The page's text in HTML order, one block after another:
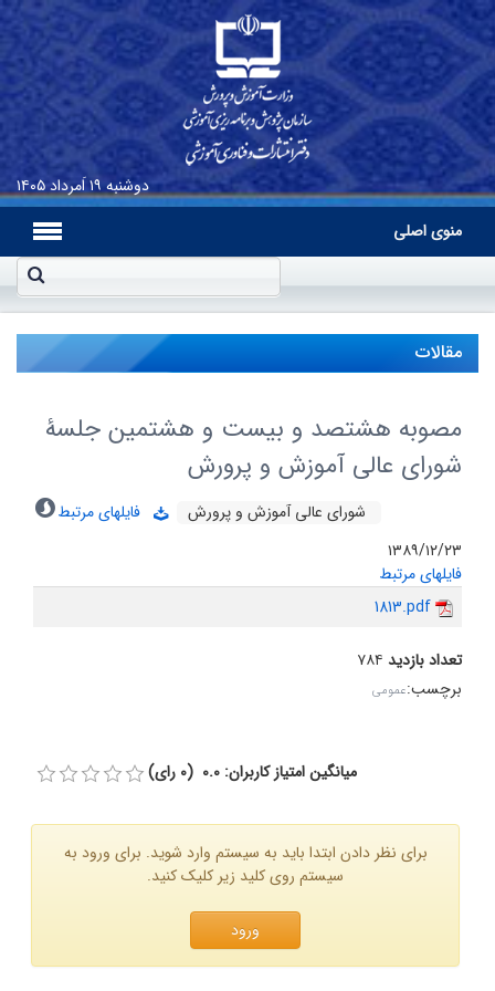
دوشنبه۱۹ اَمرداد ۱۴۰۵
منوی اصلی
مقالات
مصوبه هشتصد و بیست و هشتمین جلسۀ
شورای عالی آموزش و پرورش
شورای عالی آموزش و پرورش
فایلهای مرتبط
۱۳۸۹/۱۲/۲۳
فایلهای مرتبط
1813.pdf
تعداد بازدید ۷۸۴
برچسب:عمومی
میانگین امتیاز کاربران: 0.0 (0 رای)
برای نظر دادن ابتدا باید به سیستم وارد شوید. برای ورود به
سیستم روی کلید زیر کلیک کنید.
ورود